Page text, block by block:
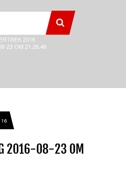
2016
23 OM 21.26.48
2016-08-23 OM